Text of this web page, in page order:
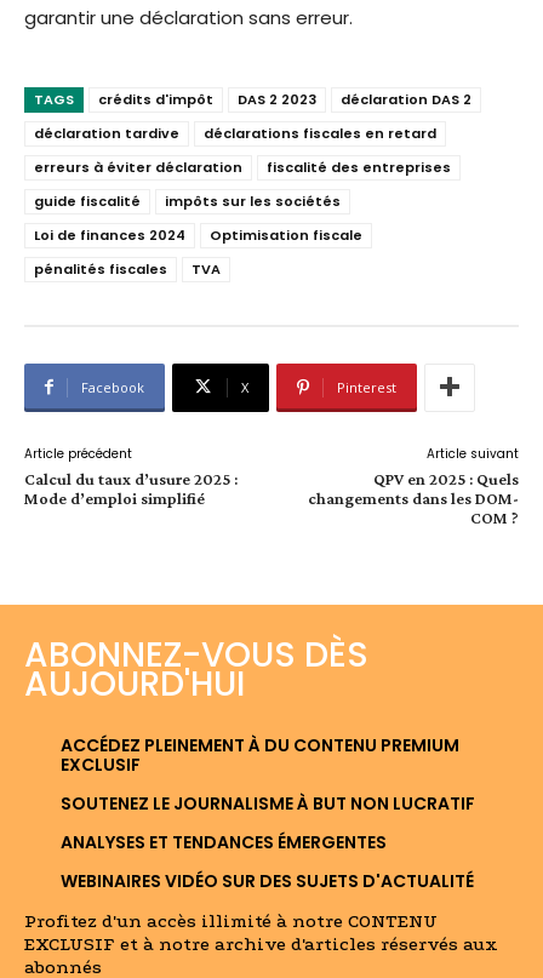
garantir une déclaration sans erreur.
TAGS crédits d'impôt DAS 2 2023
déclaration DAS 2
déclaration tardive
déclarations fiscales en retard
erreurs à éviter déclaration
fiscalité des entreprises
guide fiscalité
impôts sur les sociétés
Loi de finances 2024
Optimisation fiscale
pénalités fiscales
TVA
Facebook X Pinterest
Article précédent
Calcul du taux d’usure 2025 :
Mode d’emploi simplifié
Article suivant
QPV en 2025 : Quels
changements dans les DOM-
COM ?
ABONNEZ-VOUS DÈS
AUJOURD'HUI
ACCÉDEZ PLEINEMENT À DU CONTENU PREMIUM
EXCLUSIF
SOUTENEZ LE JOURNALISME À BUT NON LUCRATIF
ANALYSES ET TENDANCES ÉMERGENTES
WEBINAIRES VIDÉO SUR DES SUJETS D'ACTUALITÉ
Profitez d'un accès illimité à notre CONTENU
EXCLUSIF et à notre archive d'articles réservés aux
abonnés